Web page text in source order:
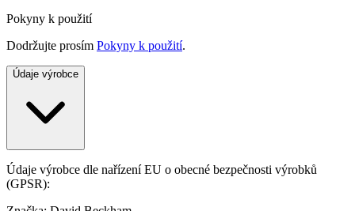
Pokyny k použití
Dodržujte prosím Pokyny k použití.
Údaje výrobce
Údaje výrobce dle nařízení EU o obecné bezpečnosti výrobků
(GPSR):